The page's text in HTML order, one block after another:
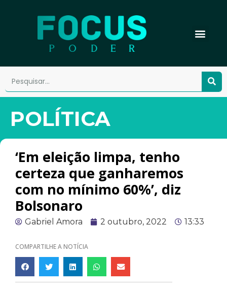
POLÍTICA
‘Em eleição limpa, tenho
certeza que ganharemos
com no mínimo 60%’, diz
Bolsonaro
Gabriel Amora 2 outubro, 2022 13:33
COMPARTILHE A NOTÍCIA